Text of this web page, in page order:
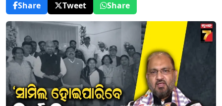
Share
Tweet Share